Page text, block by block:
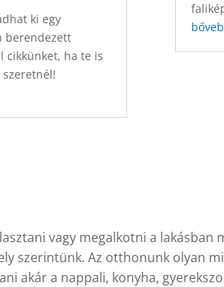
ki egy
berendezett
cikkünket, ha te is
vagy megalkotni a lakásban
szerintünk. Az otthonunk olyan
akár a nappali, konyha,